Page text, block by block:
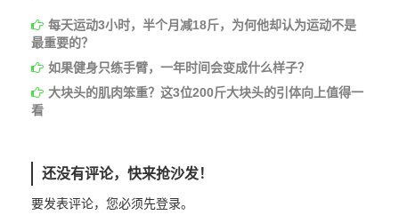
每天运动3小时，半个月减18斤，为何他却认为运动不是
最重要的？
如果健身只练手臂，一年时间会变成什么样子？
大块头的肌肉笨重？这3位200斤大块头的引体向上值得一
看
还没有评论，快来抢沙发！
要发表评论，您必须先登录。